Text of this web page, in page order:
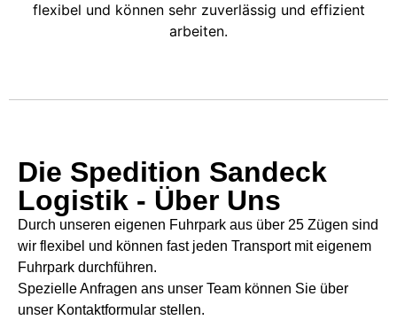
flexibel und können sehr zuverlässig und effizient
arbeiten.
Die Spedition Sandeck
Logistik - Über Uns
Durch unseren eigenen Fuhrpark aus über 25 Zügen sind
wir flexibel und können fast jeden Transport mit eigenem
Fuhrpark durchführen.
Spezielle Anfragen ans unser Team können Sie über
unser Kontaktformular stellen.